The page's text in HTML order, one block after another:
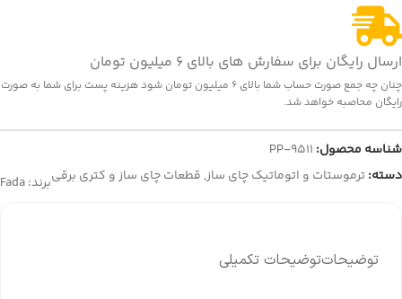
ارسال رایگان برای سفارش های بالای 6 میلیون تومان
چنان چه جمع صورت حساب شما بالای 6 میلیون تومان شود هزینه پست برای شما به صورت
رایگان محاصبه خواهد شد.
شناسه محصول: PP-9511
دسته:ترموستات و اتوماتیک چای ساز, قطعات چای ساز و کتری برقیبرند:Fada
توضیحاتتوضیحات تکمیلی